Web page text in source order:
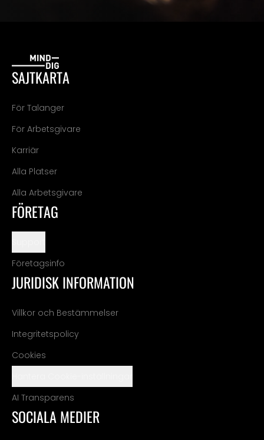
SAJTKARTA
För Talanger
För Arbetsgivare
Karriär
Alla Platser
Alla Arbetsgivare
FÖRETAG
Företagsinfo
JURIDISK INFORMATION
Villkor och Bestämmelser
Integritetspolicy
Cookies
AI Transparens
SOCIALA MEDIER